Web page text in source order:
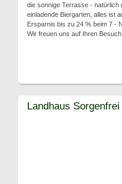
die sonnige Terrasse -
einladende Biergarten, alles ist
Ersparnis bis zu 24 % beim 7 -
Wir freuen uns auf Ihren Besuch
Landhaus